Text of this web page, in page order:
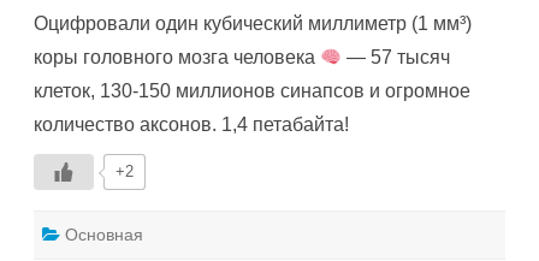
откладывается
Оцифровали один кубический миллиметр (1 мм³)
коры головного мозга человека
— 57 тысяч
клеток, 130-150 миллионов синапсов и огромное
количество аксонов. 1,4 петабайта!
+2
Основная